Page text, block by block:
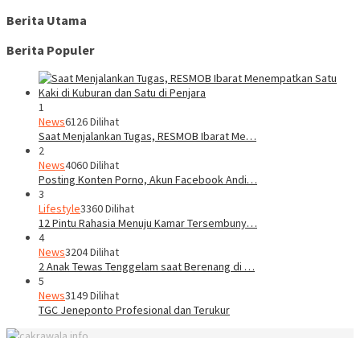
Berita Utama
Berita Populer
1
News6126 Dilihat
Saat Menjalankan Tugas, RESMOB Ibarat Me…
2
News4060 Dilihat
Posting Konten Porno, Akun Facebook Andi…
3
Lifestyle3360 Dilihat
12 Pintu Rahasia Menuju Kamar Tersembuny…
4
News3204 Dilihat
2 Anak Tewas Tenggelam saat Berenang di …
5
News3149 Dilihat
TGC Jeneponto Profesional dan Terukur